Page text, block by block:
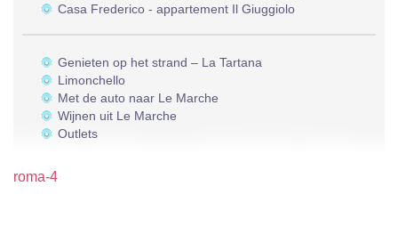
Casa Frederico - appartement Il Giuggiolo
Genieten op het strand – La Tartana
Limonchello
Met de auto naar Le Marche
Wijnen uit Le Marche
Outlets
roma-4